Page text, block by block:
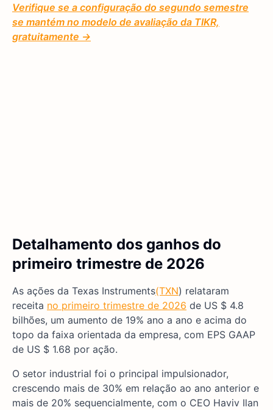
Verifique se a configuração do segundo semestre
se mantém no modelo de avaliação da TIKR,
gratuitamente →
Detalhamento dos ganhos do
primeiro trimestre de 2026
As ações da Texas Instruments(TXN) relataram
receita no primeiro trimestre de 2026 de US $ 4.8
bilhões, um aumento de 19% ano a ano e acima do
topo da faixa orientada da empresa, com EPS GAAP
de US $ 1.68 por ação.
O setor industrial foi o principal impulsionador,
crescendo mais de 30% em relação ao ano anterior e
mais de 20% sequencialmente, com o CEO Haviv Ilan